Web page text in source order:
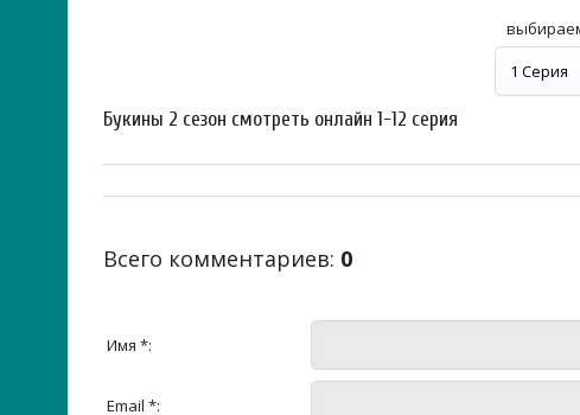
Букины 2 сезон смотреть онлайн 1-12 серия
Всего комментариев: 0
Имя *:
Email *: